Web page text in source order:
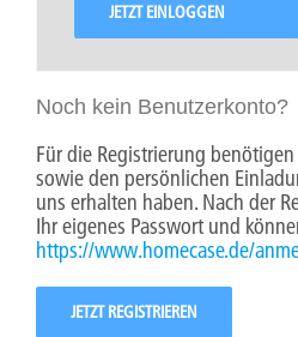
JETZT EINLOGGEN
Noch kein Benutzerkonto?
Für die Registrierung
sowie den persönlichen
uns erhalten haben. Nach der
Ihr eigenes Passwort und
https://www.homecase.de/
JETZT REGISTRIEREN